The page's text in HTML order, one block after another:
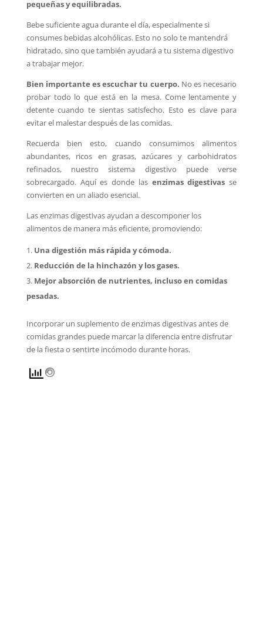
pequeñas y equilibradas.
Bebe suficiente agua durante el día, especialmente si
consumes bebidas alcohólicas. Esto no solo te mantendrá
hidratado, sino que también ayudará a tu sistema digestivo
a trabajar mejor.
Bien importante es escuchar tu cuerpo. No es necesario
probar todo lo que está en la mesa. Come lentamente y
detente cuando te sientas satisfecho. Esto es clave para
evitar el malestar después de las comidas.
Recuerda bien esto, cuando consumimos alimentos
abundantes, ricos en grasas, azúcares y carbohidratos
refinados, nuestro sistema digestivo puede verse
sobrecargado. Aquí es donde las enzimas digestivas se
convierten en un aliado esencial.
Las enzimas digestivas ayudan a descomponer los
alimentos de manera más eficiente, promoviendo:
Una digestión más rápida y cómoda.
Reducción de la hinchazón y los gases.
Mejor absorción de nutrientes, incluso en comidas
pesadas.
Incorporar un suplemento de enzimas digestivas antes de
comidas grandes puede marcar la diferencia entre disfrutar
de la fiesta o sentirte incómodo durante horas.